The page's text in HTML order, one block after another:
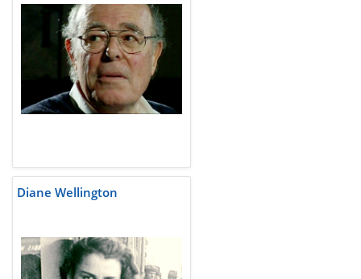
Diane Wellington